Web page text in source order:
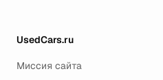
UsedCars.ru
Миссия сайта